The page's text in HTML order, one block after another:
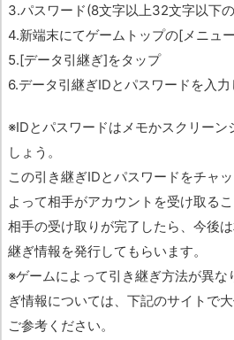
3.パスワード(8文字以上32文字以下
4.新端末にてゲームトップの[メニュ
5.[データ引継ぎ]をタップ
6.データ引継ぎIDとパスワードを入力
※IDとパスワードはメモかスクリーン
しょう。
この引き継ぎIDとパスワードをチャ
よって相手がアカウントを受け取るこ
相手の受け取りが完了したら、今後
継ぎ情報を発行してもらいます。
※ゲームによって引き継ぎ方法が異
ぎ情報については、下記のサイトで
ご参考ください。